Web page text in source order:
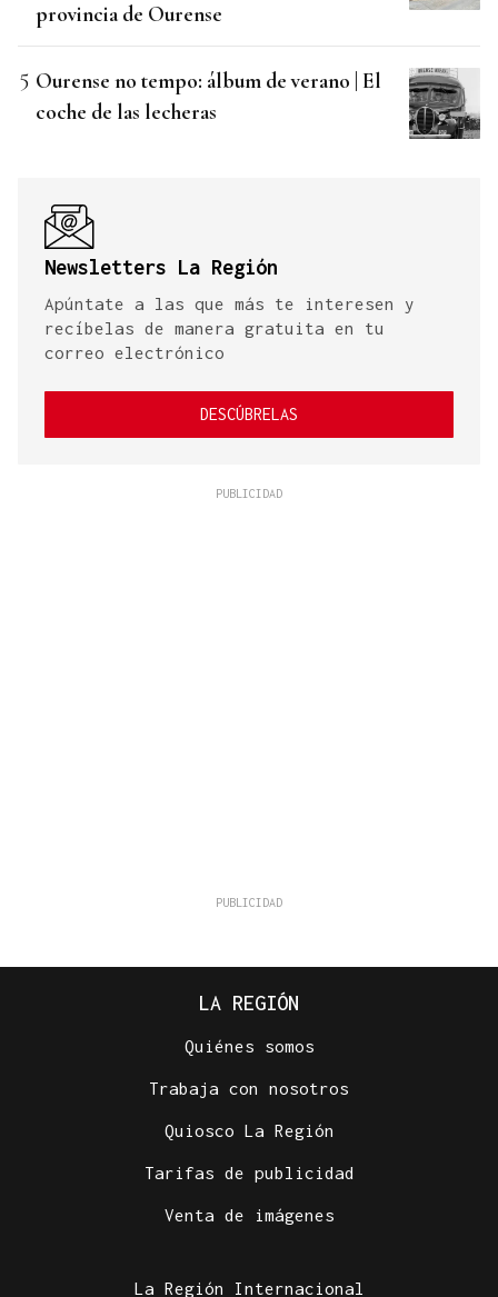
provincia de Ourense
Ourense no tempo: álbum de verano | El
coche de las lecheras
Newsletters La Región
Apúntate a las que más te interesen y
recíbelas de manera gratuita en tu
correo electrónico
DESCÚBRELAS
LA REGIÓN
Quiénes somos
Trabaja con nosotros
Quiosco La Región
Tarifas de publicidad
Venta de imágenes
La Región Internacional